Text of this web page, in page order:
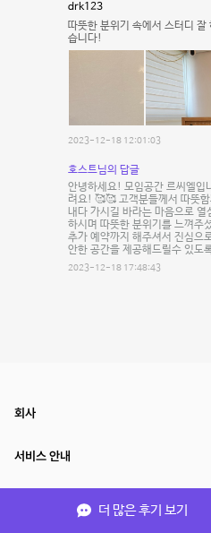
drk123
따뜻한 분위기 속에서 스터디
습니다!
2023-12-18 12:01:03
호스트님의 답글
안녕하세요! 모임공간 르씨엘입
려요! 🥰🥰 고객분들께서 따뜻
내다 가시길 바라는 마음으로
하시며 따뜻한 분위기를 느껴주
추가 예약까지 해주셔서 진심으
안한 공간을 제공해드릴수 있도
2023-12-18 17:48:43
더 많은 후기 보기
회사
서비스 안내